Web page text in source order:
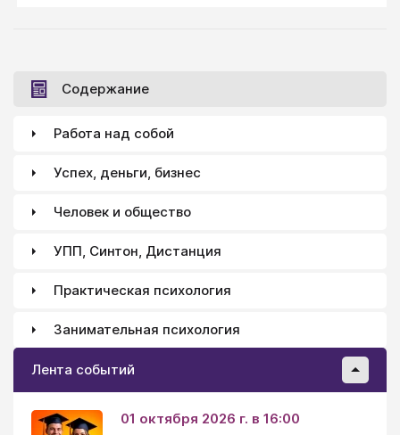
Содержание
Работа над собой
Успех, деньги, бизнес
Человек и общество
УПП, Синтон, Дистанция
Практическая психология
Занимательная психология
Лента событий
01 октября 2026 г. в 16:00